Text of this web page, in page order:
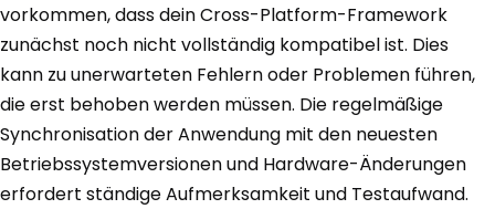
vorkommen, dass dein Cross-Platform-Framework
zunächst noch nicht vollständig kompatibel ist. Dies
kann zu unerwarteten Fehlern oder Problemen führen,
die erst behoben werden müssen. Die regelmäßige
Synchronisation der Anwendung mit den neuesten
Betriebssystemversionen und Hardware-Änderungen
erfordert ständige Aufmerksamkeit und Testaufwand.